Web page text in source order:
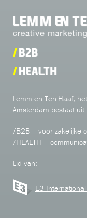
Lemm en Ten Haaf,
Amsterdam bestaat
/B2B – voor zakelijke
/HEALTH –
Lid van:
E3